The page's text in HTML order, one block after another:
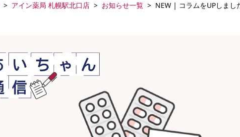
アイン薬局 札幌駅北口店 お知らせ一覧 NEW | コラムをUPしまし